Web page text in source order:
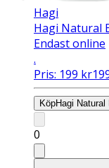
Hagi
Hagi Natural
Endast online
.
Pris: 199 kr
KöpHagi
0